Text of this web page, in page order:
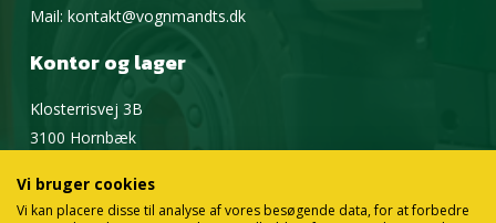
Mail: kontakt@vognmandts.dk
Kontor og lager
Klosterrisvej 3B
3100 Hornbæk
Vi bruger cookies
Vi kan placere disse til analyse af vores besøgende data, for at forbedre